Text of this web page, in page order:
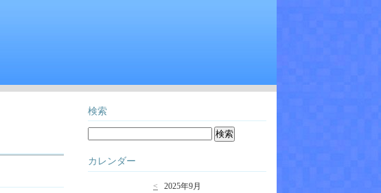
検索
カレンダー
< 2025年9月